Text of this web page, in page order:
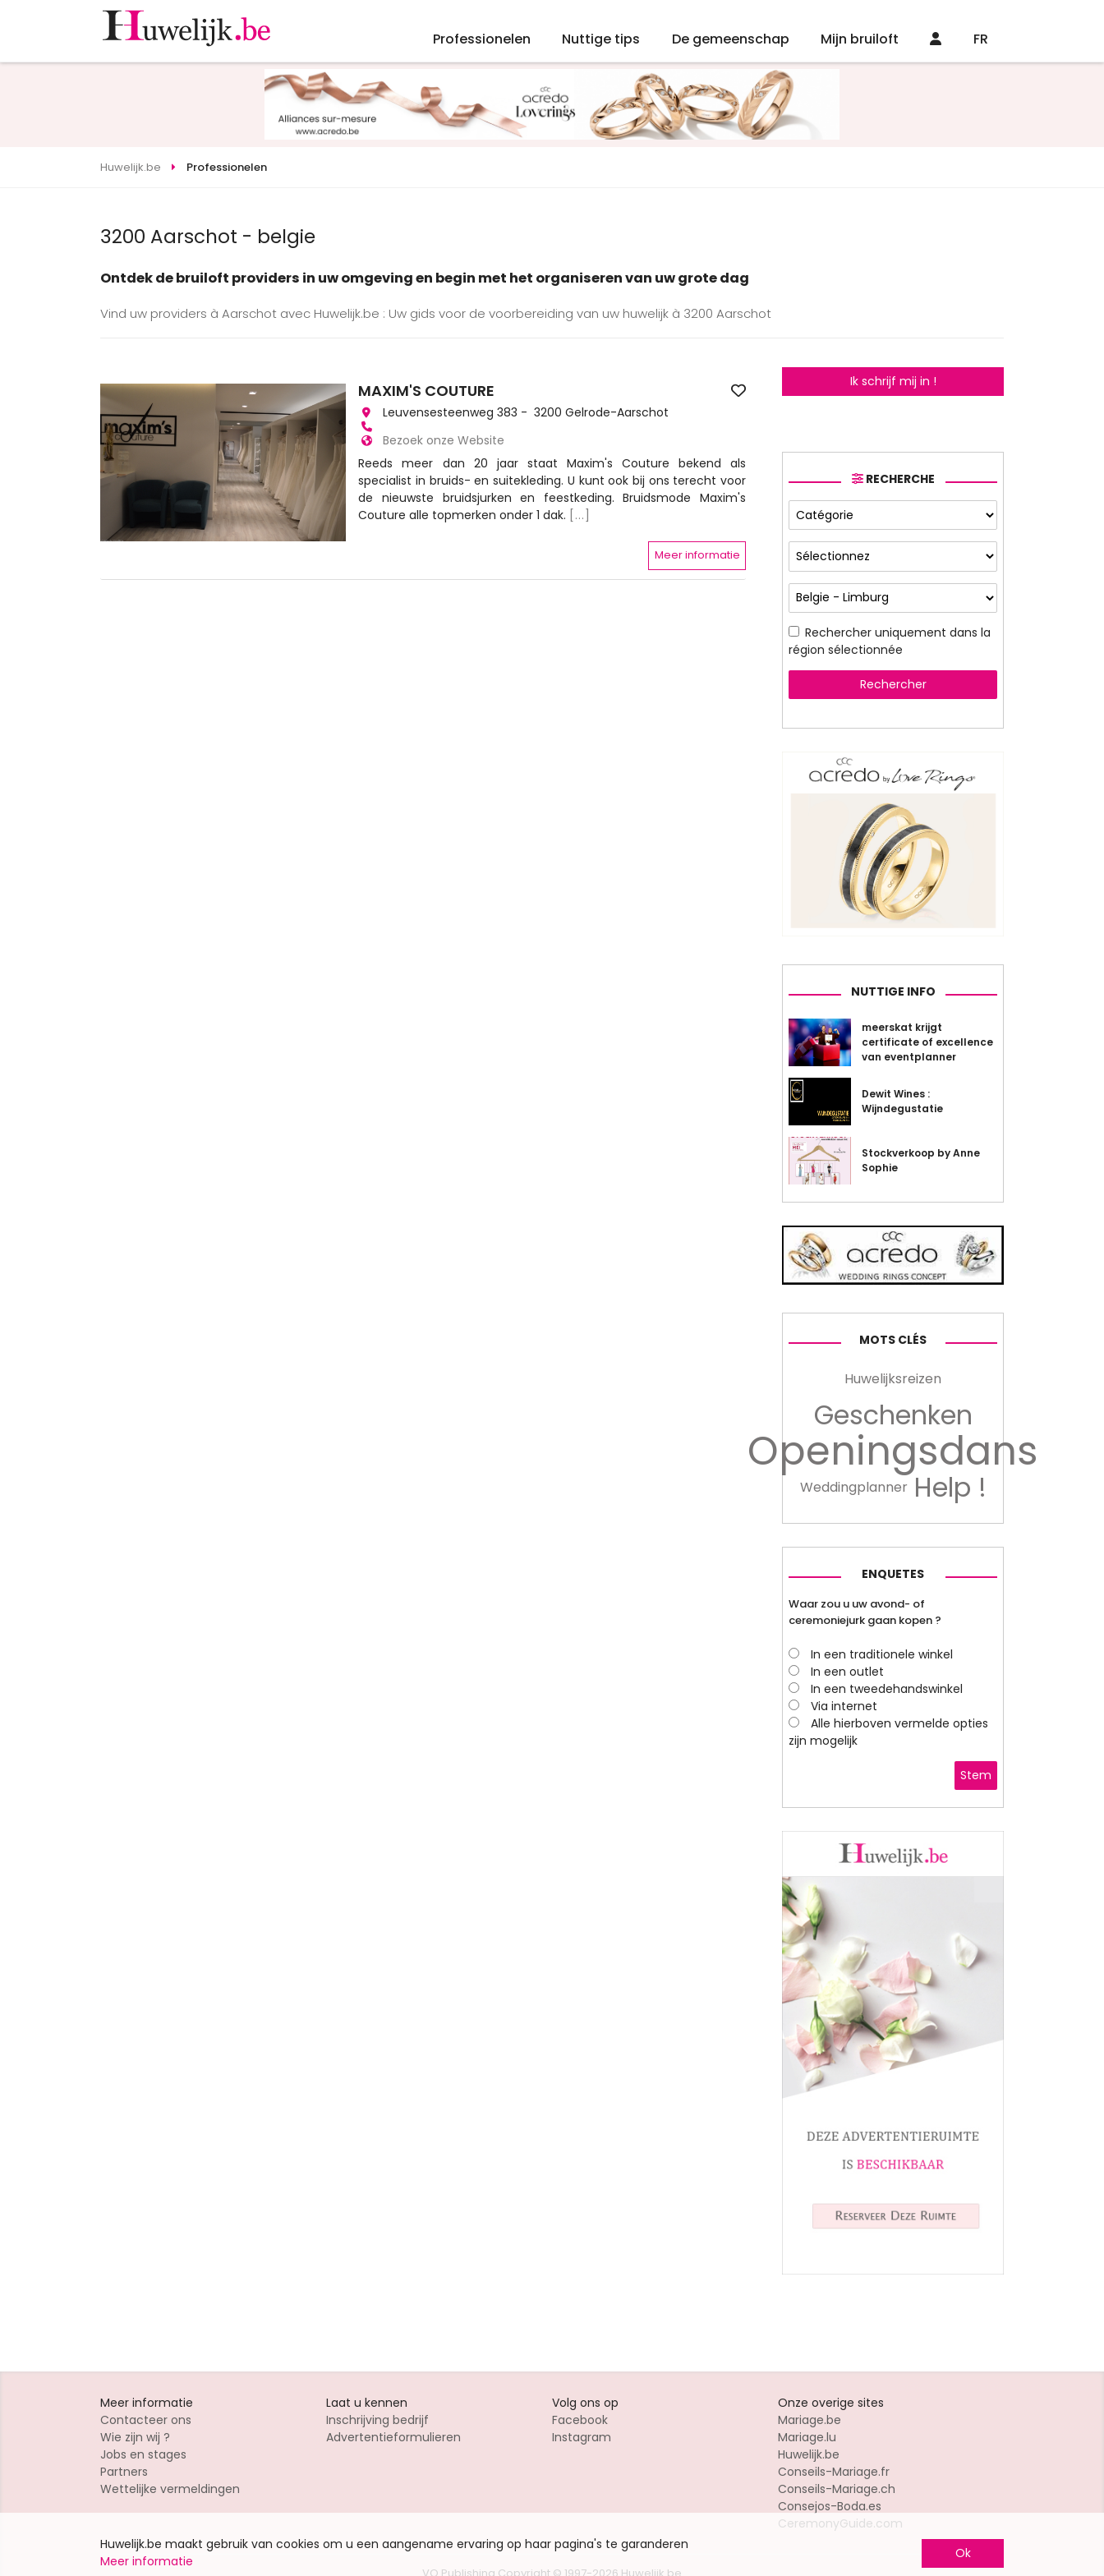
Professionelen Nuttige tips De gemeenschap Mijn bruiloft FR
Huwelijk.be Professionelen
3200 Aarschot - belgie
Ontdek de bruiloft providers in uw omgeving en begin met het organiseren van uw grote dag
Vind uw providers à Aarschot avec Huwelijk.be : Uw gids voor de voorbereiding van uw huwelijk à 3200 Aarschot
MAXIM'S COUTURE
Leuvensesteenweg 383 - 3200 Gelrode-Aarschot
Bezoek onze Website
Reeds meer dan 20 jaar staat Maxim's Couture bekend als
specialist in bruids- en suitekleding. U kunt ook bij ons terecht voor
de nieuwste bruidsjurken en feestkeding. Bruidsmode Maxim's
Couture alle topmerken onder 1 dak. [...]
Meer informatie
Ik schrijf mij in !
RECHERCHE
Rechercher uniquement dans la
région sélectionnée
Rechercher
NUTTIGE INFO
meerskat krijgt
certificate of excellence
van eventplanner
Dewit Wines :
Wijndegustatie
Stockverkoop by Anne
Sophie
MOTS CLÉS
Huwelijksreizen
Geschenken
Openingsdans
Weddingplanner Help !
ENQUETES
Waar zou u uw avond- of
ceremoniejurk gaan kopen ?
In een traditionele winkel
In een outlet
In een tweedehandswinkel
Via internet
Alle hierboven vermelde opties
zijn mogelijk
Stem
Meer informatie
Contacteer ons
Wie zijn wij ?
Jobs en stages
Partners
Wettelijke vermeldingen
Laat u kennen
Inschrijving bedrijf
Advertentieformulieren
Volg ons op
Facebook
Instagram
Onze overige sites
Mariage.be
Mariage.lu
Huwelijk.be
Conseils-Mariage.fr
Conseils-Mariage.ch
Consejos-Boda.es
CeremonyGuide.com
Huwelijk.be maakt gebruik van cookies om u een aangename ervaring op haar pagina's te garanderen
Meer informatie
Ok